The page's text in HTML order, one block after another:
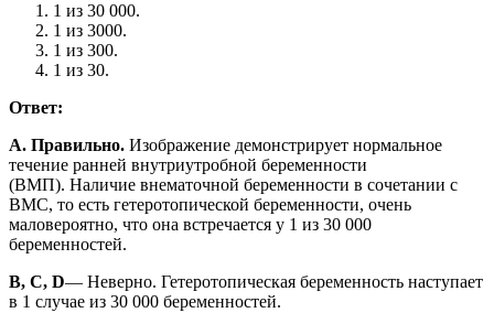
1 из 30 000.
1 из 3000.
1 из 300.
1 из 30.
Ответ:
A. Правильно. Изображение демонстрирует нормальное
течение ранней внутриутробной беременности
(ВМП). Наличие внематочной беременности в сочетании с
ВМС, то есть гетеротопической беременности, очень
маловероятно, что она встречается у 1 из 30 000
беременностей.
B, C, D— Неверно. Гетеротопическая беременность наступает
в 1 случае из 30 000 беременностей.